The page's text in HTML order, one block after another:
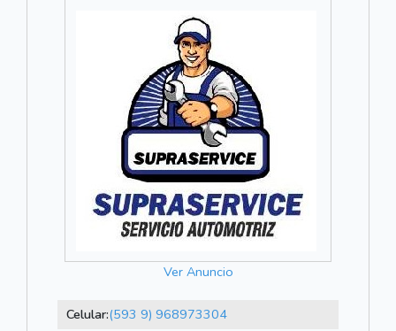
Ver Anuncio
Celular:(593 9) 968973304